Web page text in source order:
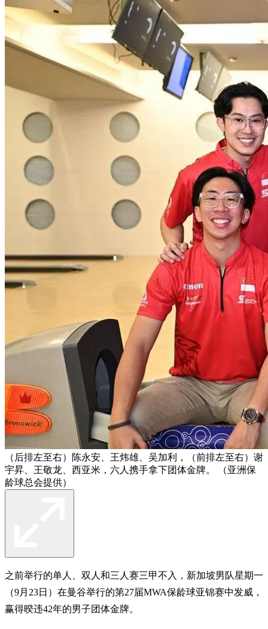
（后排左至右）陈永安、王炜雄、吴加利，（前排左至右）谢
宇昇、王敬龙、西亚米，六人携手拿下团体金牌。 （亚洲保
龄球总会提供）
之前举行的单人、双人和三人赛三甲不入，新加坡男队星期一
（9月23日）在曼谷举行的第27届MWA保龄球亚锦赛中发威，
赢得暌违42年的男子团体金牌。